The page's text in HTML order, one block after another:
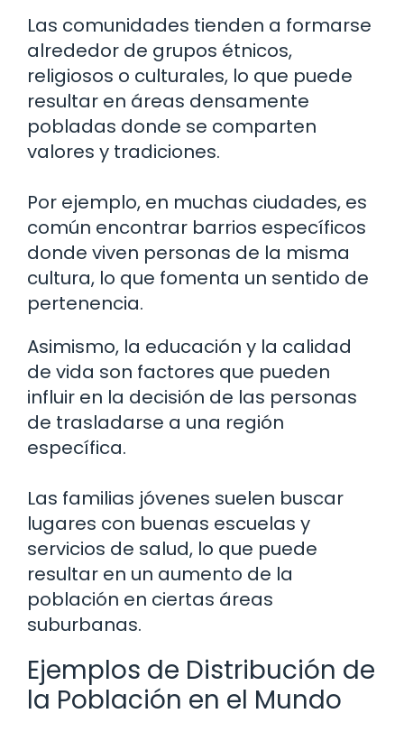
Las comunidades tienden a formarse
alrededor de grupos étnicos,
religiosos o culturales, lo que puede
resultar en áreas densamente
pobladas donde se comparten
valores y tradiciones.
Por ejemplo, en muchas ciudades, es
común encontrar barrios específicos
donde viven personas de la misma
cultura, lo que fomenta un sentido de
pertenencia.
Asimismo, la educación y la calidad
de vida son factores que pueden
influir en la decisión de las personas
de trasladarse a una región
específica.
Las familias jóvenes suelen buscar
lugares con buenas escuelas y
servicios de salud, lo que puede
resultar en un aumento de la
población en ciertas áreas
suburbanas.
Ejemplos de Distribución de
la Población en el Mundo